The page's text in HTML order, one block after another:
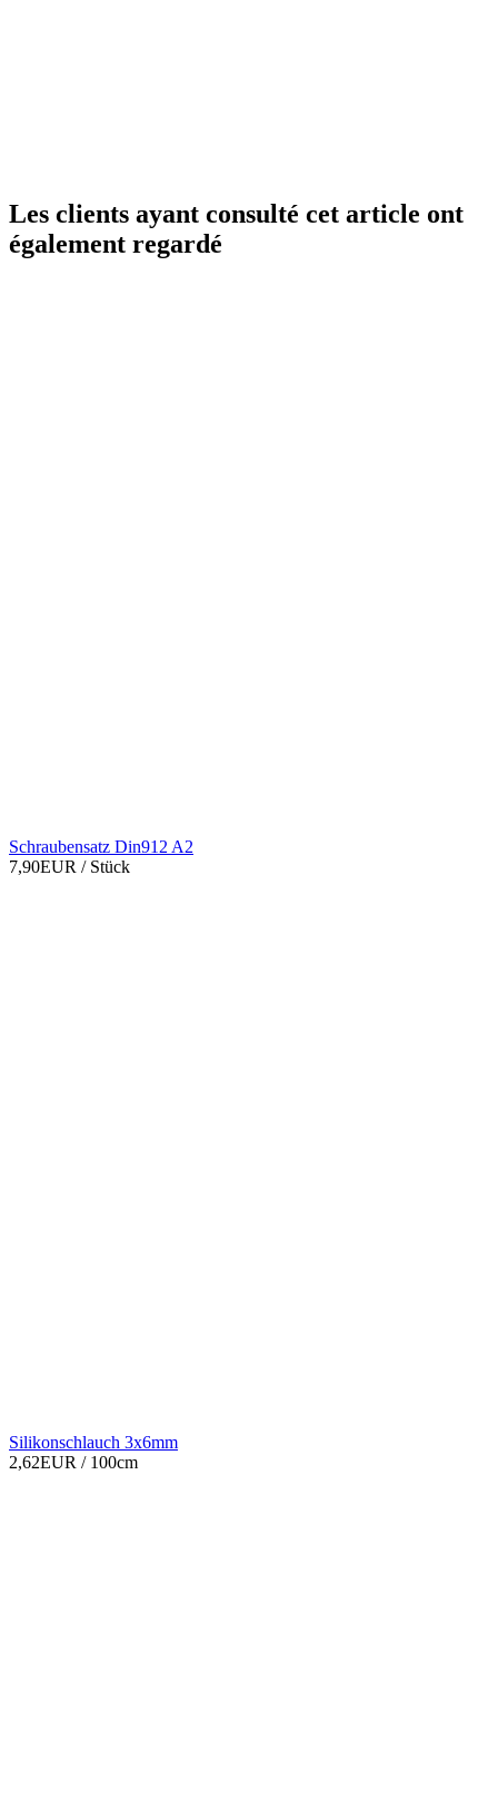
Les clients ayant consulté cet article ont
également regardé
Schraubensatz Din912 A2
7,90EUR / Stück
Silikonschlauch 3x6mm
2,62EUR / 100cm